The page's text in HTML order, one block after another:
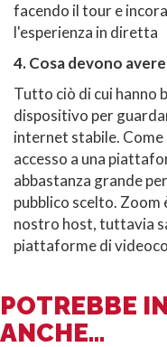
facendo il tour e
l'esperienza in diretta
4. Cosa devono
Tutto ciò di cui hanno
dispositivo per
internet stabile.
accesso a una
abbastanza grande
pubblico scelto.
nostro host, tuttavia
piattaforme di
POTREBBE
ANCHE...